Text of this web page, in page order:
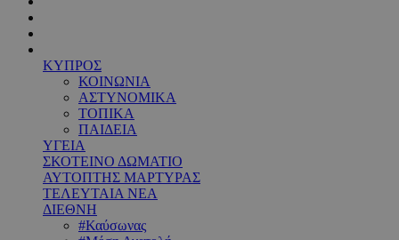
ΚΥΠΡΟΣ
ΚΟΙΝΩΝΙΑ
ΑΣΤΥΝΟΜΙΚΑ
ΤΟΠΙΚΑ
ΠΑΙΔΕΙΑ
ΥΓΕΙΑ
ΣΚΟΤΕΙΝΟ ΔΩΜΑΤΙΟ
ΑΥΤΟΠΤΗΣ ΜΑΡΤΥΡΑΣ
ΤΕΛΕΥΤΑΙΑ ΝΕΑ
ΔΙΕΘΝΗ
#Καύσωνας